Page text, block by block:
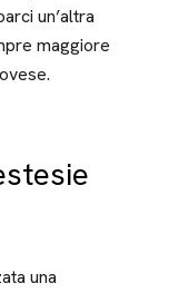
un’altra
maggiore
una